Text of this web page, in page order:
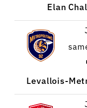
Elan
Levallois-